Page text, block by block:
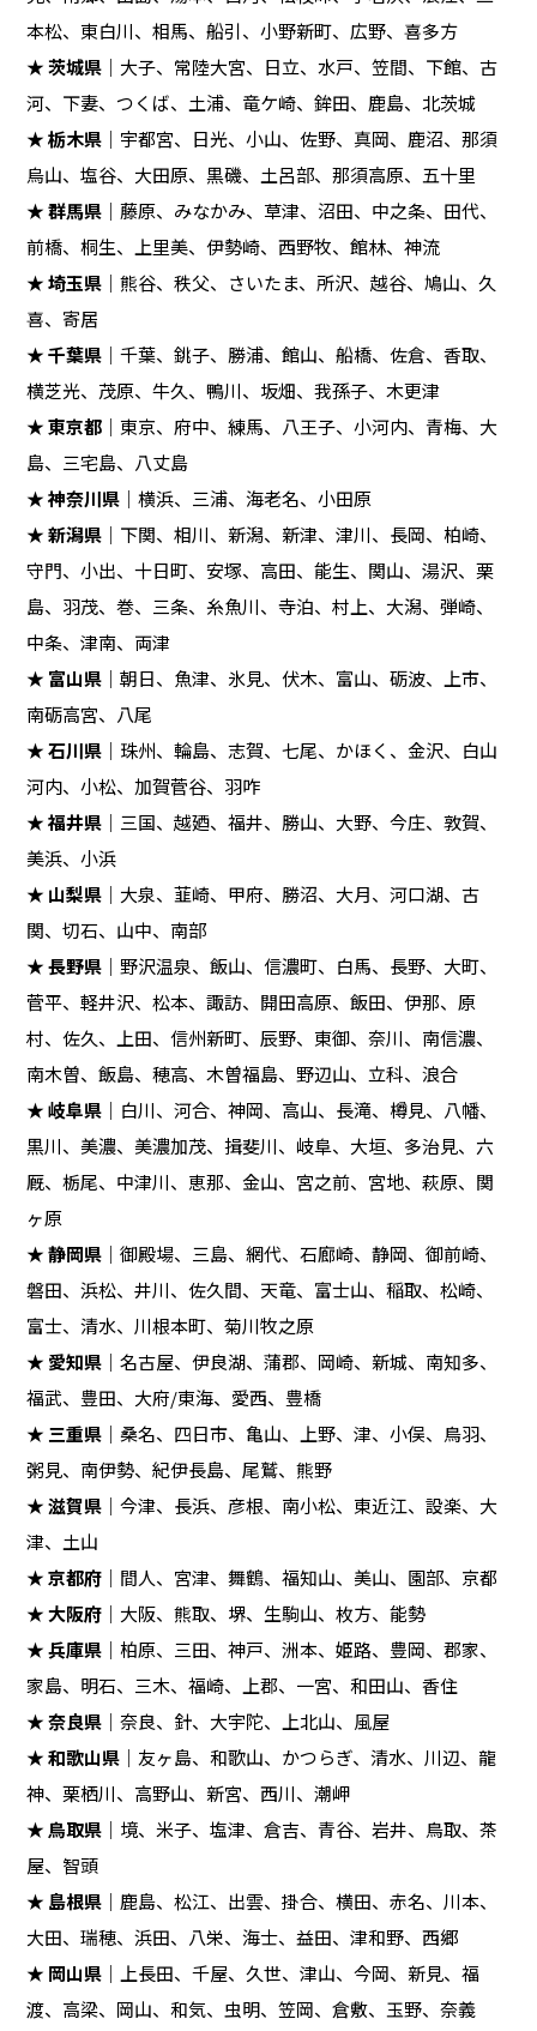
本松、東白川、相馬、船引、小野新町、広野、喜多方
★茨城県 ｜大子、常陸大宮、日立、水戸、笠間、下館、古
河、下妻、つくば、土浦、竜ケ崎、鉾田、鹿島、北茨城
★栃木県 ｜宇都宮、日光、小山、佐野、真岡、鹿沼、那須
烏山、塩谷、大田原、黒磯、土呂部、那須高原、五十里
★群馬県 ｜藤原、みなかみ、草津、沼田、中之条、田代、
前橋、桐生、上里美、伊勢崎、西野牧、館林、神流
★埼玉県 ｜熊谷、秩父、さいたま、所沢、越谷、鳩山、久
喜、寄居
★千葉県 ｜千葉、銚子、勝浦、館山、船橋、佐倉、香取、
横芝光、茂原、牛久、鴨川、坂畑、我孫子、木更津
★東京都 ｜東京、府中、練馬、八王子、小河内、青梅、大
島、三宅島、八丈島
★神奈川県 ｜横浜、三浦、海老名、小田原
★新潟県 ｜下関、相川、新潟、新津、津川、長岡、柏崎、
守門、小出、十日町、安塚、高田、能生、関山、湯沢、栗
島、羽茂、巻、三条、糸魚川、寺泊、村上、大潟、弾崎、
中条、津南、両津
★ 富山県 ｜朝日、魚津、氷見、伏木、富山、砺波、上市、
南砺高宮、八尾
★石川県 ｜珠州、輪島、志賀、七尾、かほく、金沢、白山
河内、小松、加賀菅谷、羽咋
★福井県 ｜三国、越廼、福井、勝山、大野、今庄、敦賀、
美浜、小浜
★ 山梨県 ｜大泉、韮崎、甲府、勝沼、大月、河口湖、古
関、切石、山中、南部
★長野県 ｜野沢温泉、飯山、信濃町、白馬、長野、大町、
菅平、軽井沢、松本、諏訪、開田高原、飯田、伊那、原
村、佐久、上田、信州新町、辰野、東御、奈川、南信濃、
南木曽、飯島、穂高、木曽福島、野辺山、立科、浪合
★岐阜県 ｜白川、河合、神岡、高山、長滝、樽見、八幡、
黒川、美濃、美濃加茂、揖斐川、岐阜、大垣、多治見、六
厩、栃尾、中津川、恵那、金山、宮之前、宮地、萩原、関
ヶ原
★静岡県 ｜御殿場、三島、網代、石廊崎、静岡、御前崎、
磐田、浜松、井川、佐久間、天竜、富士山、稲取、松崎、
富士、清水、川根本町、菊川牧之原
★ 愛知県 ｜名古屋、伊良湖、蒲郡、岡崎、新城、南知多、
福武、豊田、大府/東海、愛西、豊橋
★ 三重県 ｜桑名、四日市、亀山、上野、津、小俣、鳥羽、
粥見、南伊勢、紀伊長島、尾鷲、熊野
★滋賀県 ｜今津、長浜、彦根、南小松、東近江、設楽、大
津、土山
★京都府 ｜間人、宮津、舞鶴、福知山、美山、園部、京都
★大阪府 ｜大阪、熊取、堺、生駒山、枚方、能勢
★兵庫県 ｜柏原、三田、神戸、洲本、姫路、豊岡、郡家、
家島、明石、三木、福崎、上郡、一宮、和田山、香住
★奈良県 ｜奈良、針、大宇陀、上北山、風屋
★和歌山県 ｜友ヶ島、和歌山、かつらぎ、清水、川辺、龍
神、栗栖川、高野山、新宮、西川、潮岬
★鳥取県 ｜境、米子、塩津、倉吉、青谷、岩井、鳥取、茶
屋、智頭
★ 島根県 ｜鹿島、松江、出雲、掛合、横田、赤名、川本、
大田、瑞穂、浜田、八栄、海士、益田、津和野、西郷
★ 岡山県 ｜上長田、千屋、久世、津山、今岡、新見、福
渡、高梁、岡山、和気、虫明、笠岡、倉敷、玉野、奈義